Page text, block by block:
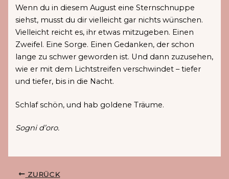
Wenn du in diesem August eine Sternschnuppe
siehst, musst du dir vielleicht gar nichts wünschen.
Vielleicht reicht es, ihr etwas mitzugeben. Einen
Zweifel. Eine Sorge. Einen Gedanken, der schon
lange zu schwer geworden ist. Und dann zuzusehen,
wie er mit dem Lichtstreifen verschwindet – tiefer
und tiefer, bis in die Nacht.
Schlaf schön, und hab goldene Träume.
Sogni d’oro.
ZURÜCK